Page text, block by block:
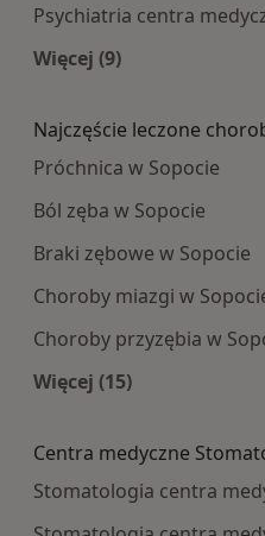
Psychiatria centra
Więcej (9)
Najczęście leczone
Próchnica w Sopocie
Ból zęba w Sopocie
Braki zębowe w Sopocie
Choroby miazgi w
Choroby przyzębia w
Więcej (15)
Centra medyczne
Stomatologia centra